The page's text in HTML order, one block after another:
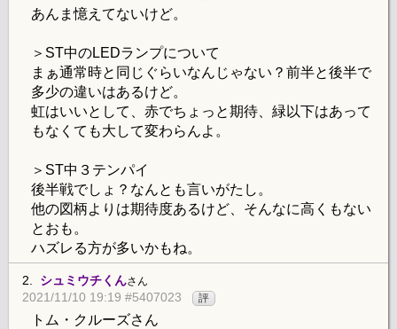
あんま憶えてないけど。
＞ST中のLEDランプについて
まぁ通常時と同じぐらいなんじゃない？前半と後半で
多少の違いはあるけど。
虹はいいとして、赤でちょっと期待、緑以下はあって
もなくても大して変わらんよ。
＞ST中３テンパイ
後半戦でしょ？なんとも言いがたし。
他の図柄よりは期待度あるけど、そんなに高くもない
とおも。
ハズレる方が多いかもね。
2. シュミウチくんさん
2021/11/10 19:19 #5407023 評
トム・クルーズさん